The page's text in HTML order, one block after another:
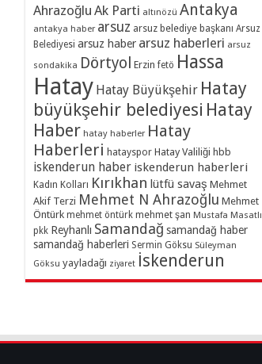
Ahrazoğlu Ak Parti altınözü Antakya
antakya haber arsuz arsuz belediye başkanı Arsuz
Belediyesi arsuz haber arsuz haberleri arsuz
sondakika Dörtyol Erzin fetö Hassa
Hatay Hatay Büyükşehir Hatay
büyükşehir belediyesi Hatay
Haber hatay haberler Hatay
Haberleri hatayspor Hatay Valiliği hbb
iskenderun haber iskenderun haberleri
Kadın Kolları Kırıkhan lütfü savaş Mehmet
Akif Terzi Mehmet N Ahrazoğlu Mehmet
Öntürk mehmet öntürk mehmet şan Mustafa Masatlı
pkk Reyhanlı Samandağ samandağ haber
samandağ haberleri Sermin Göksu Süleyman
Göksu yayladağı ziyaret İskenderun